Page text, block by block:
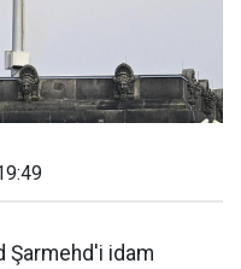
Şarmehd'i idam